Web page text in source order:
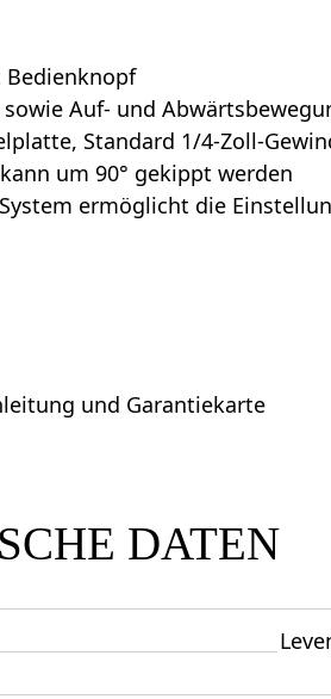
sowie Auf- und
Standard 1/4-Zoll-
um 90° gekippt werden
ermöglicht die
und Garantiekarte
DATEN